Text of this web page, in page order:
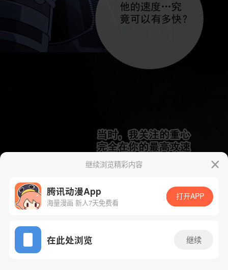
App免费看
继续浏览精彩内容
腾讯动漫App
海量漫画 新人7天免费看
打开APP
在此处浏览 继续